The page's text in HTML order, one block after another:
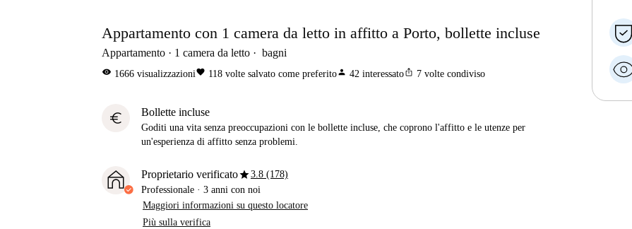
Appartamento con 1 camera da letto in affitto a Porto, bollette incluse
Appartamento 1 camera da letto bagni
visibility 1666 visualizzazionifavorite 118 volte salvato come preferitoperson 42 interessatoios_share 7 volte condiviso
euro Bollette incluse
Goditi una vita senza preoccupazioni con le bollette incluse, che coprono l'affitto e le utenze per
un'esperienza di affitto senza problemi.
Proprietario verificatostar3.8 (178)
Professionale · 3 anni con noi
Maggiori informazioni su questo locatore
Più sulla verifica